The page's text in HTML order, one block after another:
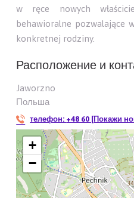
w ręce nowych
behawioralne pozwalające
konkretnej rodziny.
Расположение и
Jaworzno
Польша
телефон: +48 60 [Покажи
+
−